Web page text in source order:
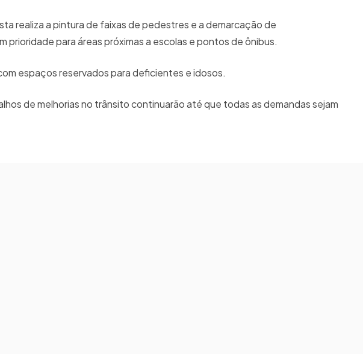
realiza a pintura de faixas de pedestres e a demarcação de
para áreas próximas a escolas e pontos de ônibus.
espaços reservados para deficientes e idosos.
de melhorias no trânsito continuarão até que todas as demandas sejam